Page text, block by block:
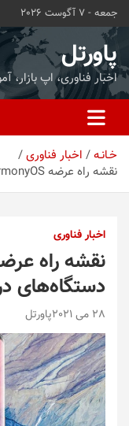
محتوا
بروید
جمعه - 7 آگوست 2026
پاورتل
اخبار فناوری، اپ
خـانـه
اخبار فناوری
نقشه راه عرضه HarmonyOS برای دستگاه‌های دریافت کننده لو رفت
اخبار فناوری
دستگاه‌های
28 می 2021 پاورتل